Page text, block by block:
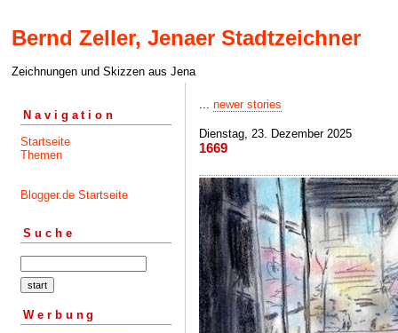
Bernd Zeller, Jenaer Stadtzeichner
Zeichnungen und Skizzen aus Jena
Navigation
Startseite
Themen
Blogger.de Startseite
Suche
Werbung
... newer stories
Dienstag, 23. Dezember 2025
1669